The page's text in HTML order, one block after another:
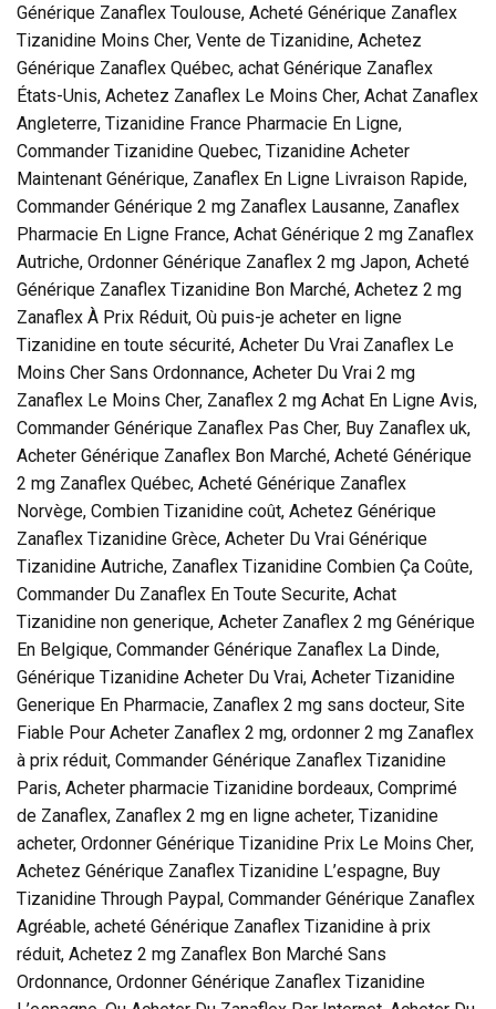
Générique Zanaflex Toulouse, Acheté Générique Zanaflex
Tizanidine Moins Cher, Vente de Tizanidine, Achetez
Générique Zanaflex Québec, achat Générique Zanaflex
États-Unis, Achetez Zanaflex Le Moins Cher, Achat Zanaflex
Angleterre, Tizanidine France Pharmacie En Ligne,
Commander Tizanidine Quebec, Tizanidine Acheter
Maintenant Générique, Zanaflex En Ligne Livraison Rapide,
Commander Générique 2 mg Zanaflex Lausanne, Zanaflex
Pharmacie En Ligne France, Achat Générique 2 mg Zanaflex
Autriche, Ordonner Générique Zanaflex 2 mg Japon, Acheté
Générique Zanaflex Tizanidine Bon Marché, Achetez 2 mg
Zanaflex À Prix Réduit, Où puis-je acheter en ligne
Tizanidine en toute sécurité, Acheter Du Vrai Zanaflex Le
Moins Cher Sans Ordonnance, Acheter Du Vrai 2 mg
Zanaflex Le Moins Cher, Zanaflex 2 mg Achat En Ligne Avis,
Commander Générique Zanaflex Pas Cher, Buy Zanaflex uk,
Acheter Générique Zanaflex Bon Marché, Acheté Générique
2 mg Zanaflex Québec, Acheté Générique Zanaflex
Norvège, Combien Tizanidine coût, Achetez Générique
Zanaflex Tizanidine Grèce, Acheter Du Vrai Générique
Tizanidine Autriche, Zanaflex Tizanidine Combien Ça Coûte,
Commander Du Zanaflex En Toute Securite, Achat
Tizanidine non generique, Acheter Zanaflex 2 mg Générique
En Belgique, Commander Générique Zanaflex La Dinde,
Générique Tizanidine Acheter Du Vrai, Acheter Tizanidine
Generique En Pharmacie, Zanaflex 2 mg sans docteur, Site
Fiable Pour Acheter Zanaflex 2 mg, ordonner 2 mg Zanaflex
à prix réduit, Commander Générique Zanaflex Tizanidine
Paris, Acheter pharmacie Tizanidine bordeaux, Comprimé
de Zanaflex, Zanaflex 2 mg en ligne acheter, Tizanidine
acheter, Ordonner Générique Tizanidine Prix Le Moins Cher,
Achetez Générique Zanaflex Tizanidine L’espagne, Buy
Tizanidine Through Paypal, Commander Générique Zanaflex
Agréable, acheté Générique Zanaflex Tizanidine à prix
réduit, Achetez 2 mg Zanaflex Bon Marché Sans
Ordonnance, Ordonner Générique Zanaflex Tizanidine